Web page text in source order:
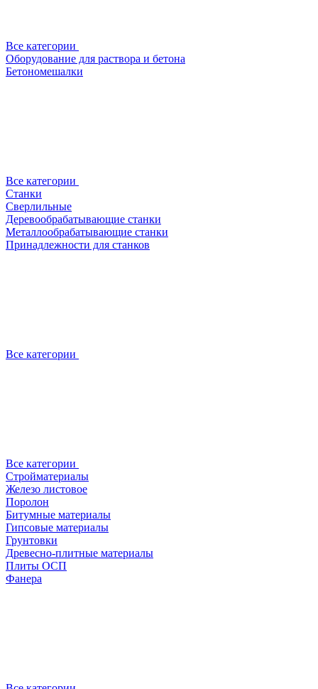
Все категории
Оборудование для раствора и бетона
Бетономешалки
Все категории
Станки
Сверлильные
Деревообрабатывающие станки
Металлообрабатывающие станки
Принадлежности для станков
Все категории
Все категории
Стройматериалы
Железо листовое
Поролон
Битумные материалы
Гипсовые материалы
Грунтовки
Древесно-плитные материалы
Плиты ОСП
Фанера